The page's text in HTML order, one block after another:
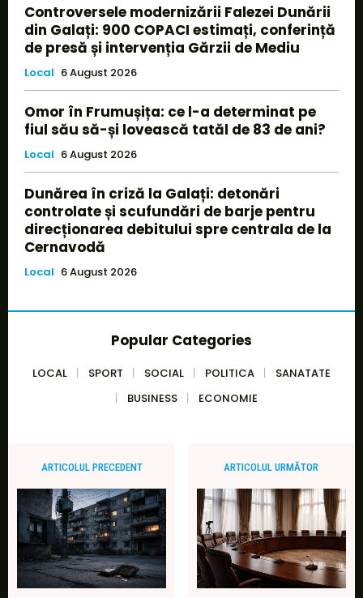
Controversele modernizării Falezei Dunării
din Galați: 900 COPACI estimați, conferință
de presă și intervenția Gărzii de Mediu
Local 6 August 2026
Omor în Frumușița: ce l-a determinat pe
fiul său să-și lovească tatăl de 83 de ani?
Local 6 August 2026
Dunărea în criză la Galați: detonări
controlate și scufundări de barje pentru
direcționarea debitului spre centrala de la
Cernavodă
Local 6 August 2026
Popular Categories
LOCAL SPORT SOCIAL POLITICA
SANATATE
BUSINESS
ECONOMIE
ARTICOLUL PRECEDENT ARTICOLUL URMĂTOR